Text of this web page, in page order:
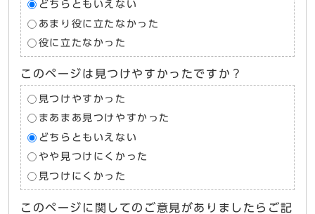
どちらともいえない
あまり役に立たなかった
役に立たなかった
このページは見つけやすかったですか？
見つけやすかった
まあまあ見つけやすかった
どちらともいえない
やや見つけにくかった
見つけにくかった
このページに関してのご意見がありましたらご記